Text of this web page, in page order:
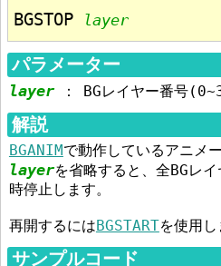
BGSTOP layer
パラメーター
layer ： BGレイヤー番号
解説
BGANIMで動作しているアニメ
layerを省略すると、全BGレ
時停止します。
再開するにはBGSTARTを使用し
サンプルコード